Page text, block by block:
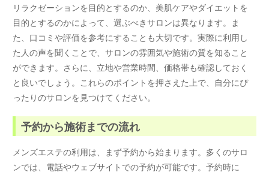
リラクゼーションを目的とするのか、美肌ケアやダイエットを
目的とするのかによって、選ぶべきサロンは異なります。ま
た、口コミや評価を参考にすることも大切です。実際に利用し
た人の声を聞くことで、サロンの雰囲気や施術の質を知ること
ができます。さらに、立地や営業時間、価格帯も確認しておく
と良いでしょう。これらのポイントを押さえた上で、自分にぴ
ったりのサロンを見つけてください。
予約から施術までの流れ
メンズエステの利用は、まず予約から始まります。多くのサロ
ンでは、電話やウェブサイトでの予約が可能です。予約時に